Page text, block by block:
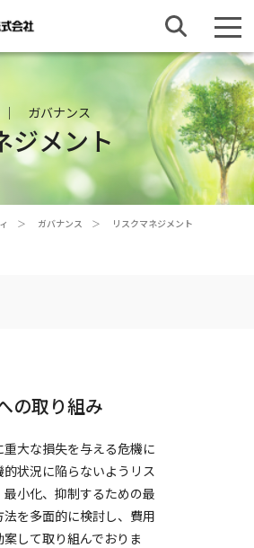
ガバナンス
ジメント
ガバナンス リスクマネジメント
の取り組み
重大な損失を与える危機に
的状況に陥らないようリス
最小化、抑制するための最
を多面的に検討し、費用
案して取り組んでおりま